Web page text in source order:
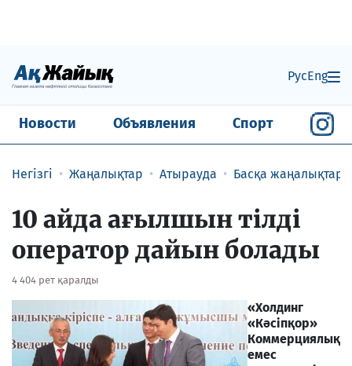
РусEng
Новости Объявления Спорт
Негізгі Жаңалықтар Атырауда Басқа жаңалықтар
10 айда ағылшын тілді
оператор дайын болады
4 404 рет қаралды
«Холдинг
«Кәсіпқор»
Коммерциялық
емес